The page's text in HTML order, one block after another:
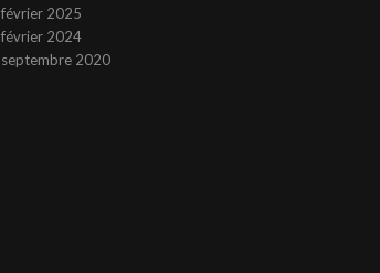
février 2025
février 2024
septembre 2020